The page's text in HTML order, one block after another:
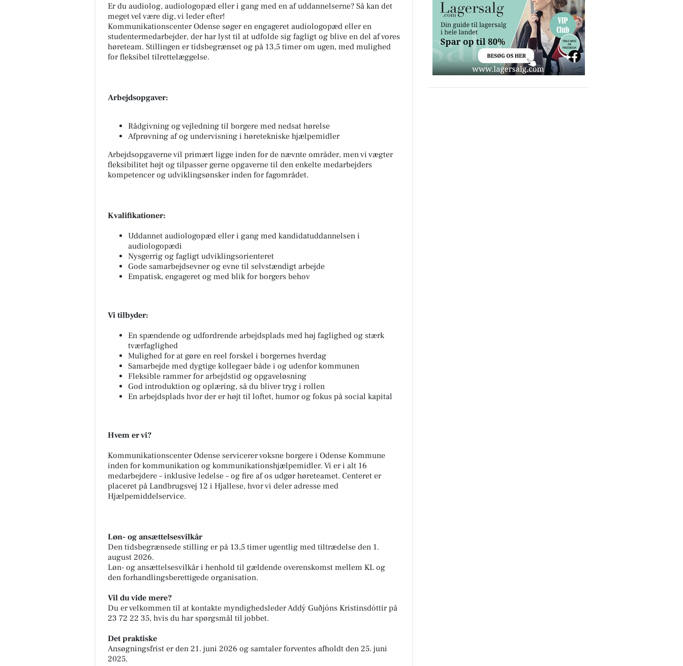
Er du audiolog, audiologopæd eller i gang med en af uddannelserne? Så kan det
meget vel være dig, vi leder efter!
Kommunikationscenter Odense søger en engageret audiologopæd eller en
studentermedarbejder, der har lyst til at udfolde sig fagligt og blive en del af vores
høreteam. Stillingen er tidsbegrænset og på 13,5 timer om ugen, med mulighed
for fleksibel tilrettelæggelse.
Arbejdsopgaver:
Rådgivning og vejledning til borgere med nedsat hørelse
Afprøvning af og undervisning i høretekniske hjælpemidler
Arbejdsopgaverne vil primært ligge inden for de nævnte områder, men vi vægter
fleksibilitet højt og tilpasser gerne opgaverne til den enkelte medarbejders
kompetencer og udviklingsønsker inden for fagområdet.
Kvalifikationer:
Uddannet audiologopæd eller i gang med kandidatuddannelsen i
audiologopædi
Nysgerrig og fagligt udviklingsorienteret
Gode samarbejdsevner og evne til selvstændigt arbejde
Empatisk, engageret og med blik for borgers behov
Vi tilbyder:
En spændende og udfordrende arbejdsplads med høj faglighed og stærk
tværfaglighed
Mulighed for at gøre en reel forskel i borgernes hverdag
Samarbejde med dygtige kollegaer både i og udenfor kommunen
Fleksible rammer for arbejdstid og opgaveløsning
God introduktion og oplæring, så du bliver tryg i rollen
En arbejdsplads hvor der er højt til loftet, humor og fokus på social kapital
Hvem er vi?
Kommunikationscenter Odense servicerer voksne borgere i Odense Kommune
inden for kommunikation og kommunikationshjælpemidler. Vi er i alt 16
medarbejdere – inklusive ledelse – og fire af os udgør høreteamet. Centeret er
placeret på Landbrugsvej 12 i Hjallese, hvor vi deler adresse med
Hjælpemiddelservice.
Løn- og ansættelsesvilkår
Den tidsbegrænsede stilling er på 13,5 timer ugentlig med tiltrædelse den 1.
august 2026.
Løn- og ansættelsesvilkår i henhold til gældende overenskomst mellem KL og
den forhandlingsberettigede organisation.
Vil du vide mere?
Du er velkommen til at kontakte myndighedsleder Addý Guðjóns Kristinsdóttir på
23 72 22 35, hvis du har spørgsmål til jobbet.
Det praktiske
Ansøgningsfrist er den 21. juni 2026 og samtaler forventes afholdt den 25. juni
2025.